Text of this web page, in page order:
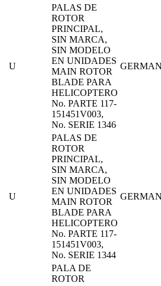
U
PALAS DE
ROTOR
PRINCIPAL,
SIN MARCA,
SIN MODELO
EN UNIDADES
MAIN ROTOR
BLADE PARA
HELICOPTERO
No. PARTE 117-
151451V003,
No. SERIE 1346
U
PALAS DE
ROTOR
PRINCIPAL,
SIN MARCA,
SIN MODELO
EN UNIDADES
MAIN ROTOR
BLADE PARA
HELICOPTERO
No. PARTE 117-
151451V003,
No. SERIE 1344
PALA DE
ROTOR